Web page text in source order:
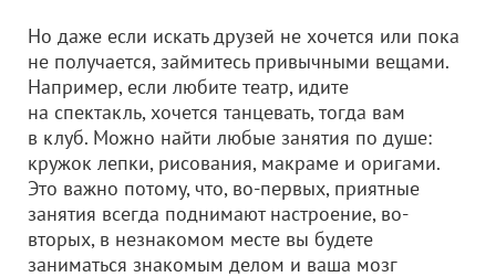
Но даже если искать друзей не хочется или пока
не получается, займитесь привычными вещами.
Например, если любите театр, идите
на спектакль, хочется танцевать, тогда вам
в клуб. Можно найти любые занятия по душе:
кружок лепки, рисования, макраме и оригами.
Это важно потому, что, во-первых, приятные
занятия всегда поднимают настроение, во-
вторых, в незнакомом месте вы будете
заниматься знакомым делом и ваша мозг